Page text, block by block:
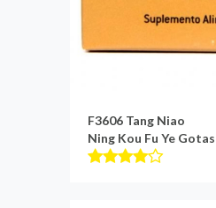
F3606 Tang Niao
Ning Kou Fu Ye Gotas